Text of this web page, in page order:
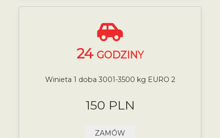
24 GODZINY
Winieta 1 doba 3001-3500 kg EURO 2
150 PLN
ZAMÓW